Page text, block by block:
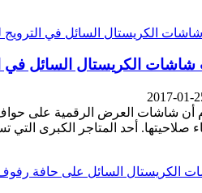
الكريستال السائل في
أن شاشات العرض الرقمية على
صلاحيتها. أحد المتاجر الكبرى